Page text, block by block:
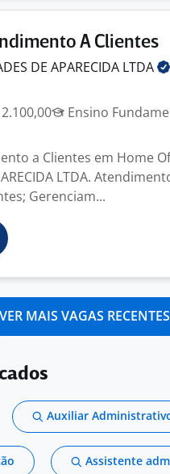
A Clientes
DE APARECIDA LTDA
Ensino
a Clientes em Home
LTDA.
Gerenciam...
VER MAIS VAGAS RECENTES
Auxiliar
Assistente